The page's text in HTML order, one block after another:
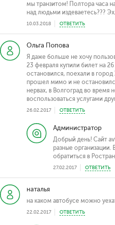
мы транзитом! Полтора часа
над людьми издеваетесь???
10.03.2018 ОТВЕТИТЬ
Ольга Попова
Я даже больше не хочу
23 февраля купили билет на
остановился, поехали в
прошел мимо и не
нервах, в Волгоград во
воспользоваться услугами
26.02.2017 ОТВЕТИТЬ
Администратор
Добрый день! Сайт
разные
обратиться в
27.02.2017 ОТВЕТИТЬ
наталья
на каком автобусе можно
22.02.2017 ОТВЕТИТЬ